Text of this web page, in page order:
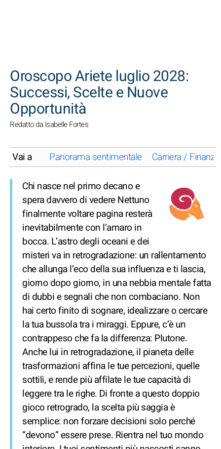
Oroscopo Ariete luglio 2028:
Successi, Scelte e Nuove
Opportunità
Redatto da Isabelle Fortes
Vai a Panorama sentimentale Carriera / Finanze
Chi nasce nel primo decano e
spera davvero di vedere Nettuno
finalmente voltare pagina resterà
inevitabilmente con l’amaro in
bocca. L’astro degli oceani e dei
misteri va in retrogradazione: un rallentamento
che allunga l’eco della sua influenza e ti lascia,
giorno dopo giorno, in una nebbia mentale fatta
di dubbi e segnali che non combaciano. Non
hai certo finito di sognare, idealizzare o cercare
la tua bussola tra i miraggi. Eppure, c’è un
contrappeso che fa la differenza: Plutone.
Anche lui in retrogradazione, il pianeta delle
trasformazioni affina le tue percezioni, quelle
sottili, e rende più affilate le tue capacità di
leggere tra le righe. Di fronte a questo doppio
gioco retrogrado, la scelta più saggia è
semplice: non forzare decisioni solo perché
“devono” essere prese. Rientra nel tuo mondo